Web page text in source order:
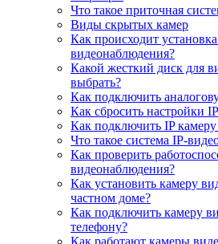
Что такое приточная
Виды скрытых камер
Как происходит
видеонаблюдения?
Какой жесткий диск для
выбрать?
Как подключить
Как сбросить настройки
Как подключить IP
Что такое система IP-
Как проверить
видеонаблюдения?
Как установить камеру
частном доме?
Как подключить камеру
телефону?
Как работают камеры